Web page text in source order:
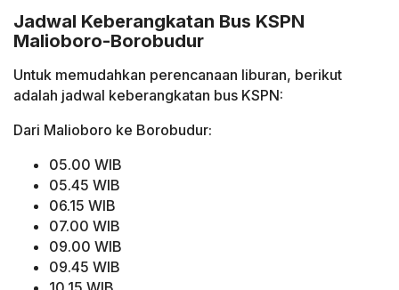
Jadwal Keberangkatan Bus KSPN
Malioboro-Borobudur
Untuk memudahkan perencanaan liburan, berikut
adalah jadwal keberangkatan bus KSPN:
Dari Malioboro ke Borobudur:
05.00 WIB
05.45 WIB
06.15 WIB
07.00 WIB
09.00 WIB
09.45 WIB